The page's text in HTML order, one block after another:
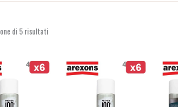
di 5 risultati